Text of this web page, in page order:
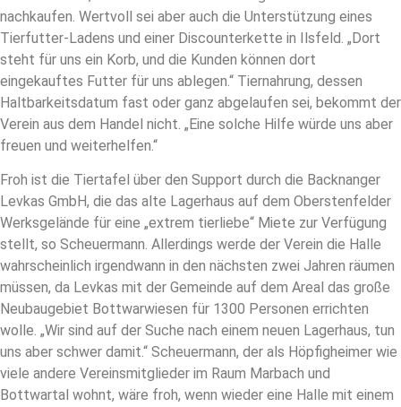
nachkaufen. Wertvoll sei aber auch die Unterstützung eines
Tierfutter-Ladens und einer Discounterkette in Ilsfeld. „Dort
steht für uns ein Korb, und die Kunden können dort
eingekauftes Futter für uns ablegen.“ Tiernahrung, dessen
Haltbarkeitsdatum fast oder ganz abgelaufen sei, bekommt der
Verein aus dem Handel nicht. „Eine solche Hilfe würde uns aber
freuen und weiterhelfen.“
Froh ist die Tiertafel über den Support durch die Backnanger
Levkas GmbH, die das alte Lagerhaus auf dem Oberstenfelder
Werksgelände für eine „extrem tierliebe“ Miete zur Verfügung
stellt, so Scheuermann. Allerdings werde der Verein die Halle
wahrscheinlich irgendwann in den nächsten zwei Jahren räumen
müssen, da Levkas mit der Gemeinde auf dem Areal das große
Neubaugebiet Bottwarwiesen für 1300 Personen errichten
wolle. „Wir sind auf der Suche nach einem neuen Lagerhaus, tun
uns aber schwer damit.“ Scheuermann, der als Höpfigheimer wie
viele andere Vereinsmitglieder im Raum Marbach und
Bottwartal wohnt, wäre froh, wenn wieder eine Halle mit einem